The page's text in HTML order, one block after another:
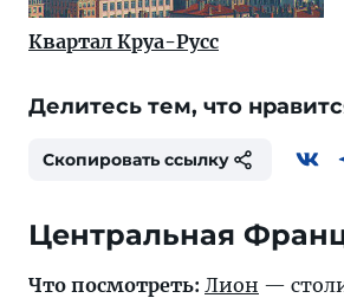
Квартал Круа-Русс
Делитесь тем, что
Скопировать ссылку
Центральная
Что посмотреть: Лион —